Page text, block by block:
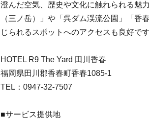
澄んだ空気、歴史や文化に触れられる魅
（三ノ岳）」や「呉ダム渓流公園」「香
じられるスポットへのアクセスも良好です
HOTEL R9 The Yard 田川香春
福岡県田川郡香春町香春1085-1
TEL：0947-32-7507
■サービス提供地